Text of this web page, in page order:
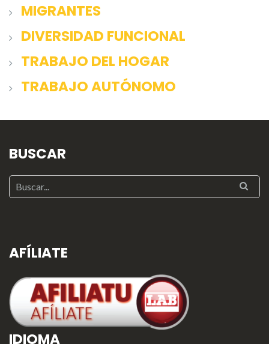
MIGRANTES
DIVERSIDAD FUNCIONAL
TRABAJO DEL HOGAR
TRABAJO AUTÓNOMO
BUSCAR
AFÍLIATE
IDIOMA